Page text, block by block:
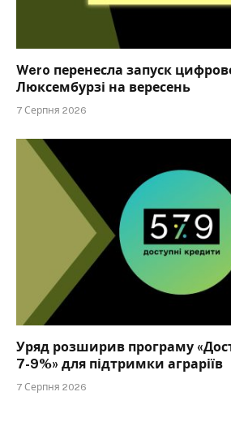
Wero перенесла запуск
Люксембурзі на вересень
7 Серпня 2026
Уряд розширив програму
7-9%» для підтримки аграріїв
7 Серпня 2026